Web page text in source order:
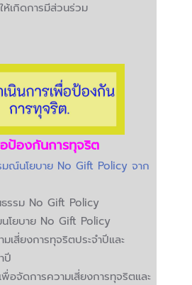
ห้เกิดการมีส่วนร่วม
อป้องกันการทุจริต
มณ์นโยบาย No Gift Policy จาก
รรม No Gift Policy
นโยบาย No Gift Policy
เสี่ยงการทุจริตประจำปีและ
ปี
พื่อจัดการความเสี่ยงการทุจริตและ